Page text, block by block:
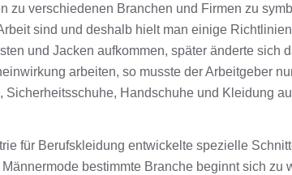
zu verschiedenen Branchen und Firmen zu
sind und deshalb hielt man einige
und Jacken aufkommen, später änderte sich
arbeiten, so musste der Arbeitgeber
Handschuhe und Kleidung
für Berufskleidung entwickelte spezielle
bestimmte Branche beginnt sich zu